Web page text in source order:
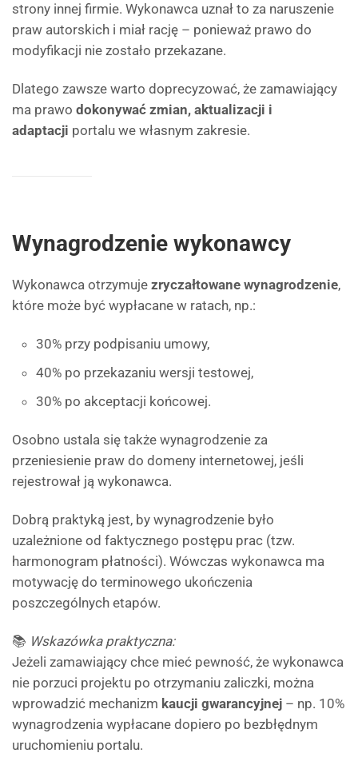
strony innej firmie. Wykonawca uznał to za naruszenie
praw autorskich i miał rację – ponieważ prawo do
modyfikacji nie zostało przekazane.
Dlatego zawsze warto doprecyzować, że zamawiający
ma prawo dokonywać zmian, aktualizacji i
adaptacji portalu we własnym zakresie.
Wynagrodzenie wykonawcy
Wykonawca otrzymuje zryczałtowane wynagrodzenie,
które może być wypłacane w ratach, np.:
30% przy podpisaniu umowy,
40% po przekazaniu wersji testowej,
30% po akceptacji końcowej.
Osobno ustala się także wynagrodzenie za
przeniesienie praw do domeny internetowej, jeśli
rejestrował ją wykonawca.
Dobrą praktyką jest, by wynagrodzenie było
uzależnione od faktycznego postępu prac (tzw.
harmonogram płatności). Wówczas wykonawca ma
motywację do terminowego ukończenia
poszczególnych etapów.
📚 Wskazówka praktyczna:
Jeżeli zamawiający chce mieć pewność, że wykonawca
nie porzuci projektu po otrzymaniu zaliczki, można
wprowadzić mechanizm kaucji gwarancyjnej – np. 10%
wynagrodzenia wypłacane dopiero po bezbłędnym
uruchomieniu portalu.